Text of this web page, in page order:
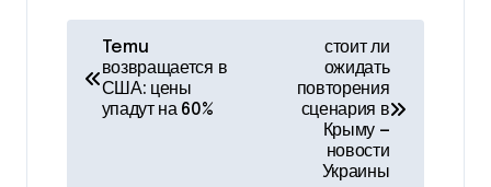
Temu
возвращается в
США: цены
упадут на 60%
стоит ли
ожидать
повторения
сценария в
Крыму —
новости
Украины